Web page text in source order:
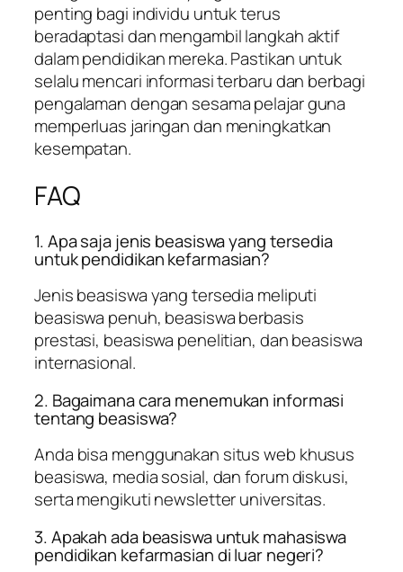
penting bagi individu untuk terus
beradaptasi dan mengambil langkah aktif
dalam pendidikan mereka. Pastikan untuk
selalu mencari informasi terbaru dan berbagi
pengalaman dengan sesama pelajar guna
memperluas jaringan dan meningkatkan
kesempatan.
FAQ
1. Apa saja jenis beasiswa yang tersedia
untuk pendidikan kefarmasian?
Jenis beasiswa yang tersedia meliputi
beasiswa penuh, beasiswa berbasis
prestasi, beasiswa penelitian, dan beasiswa
internasional.
2. Bagaimana cara menemukan informasi
tentang beasiswa?
Anda bisa menggunakan situs web khusus
beasiswa, media sosial, dan forum diskusi,
serta mengikuti newsletter universitas.
3. Apakah ada beasiswa untuk mahasiswa
pendidikan kefarmasian di luar negeri?